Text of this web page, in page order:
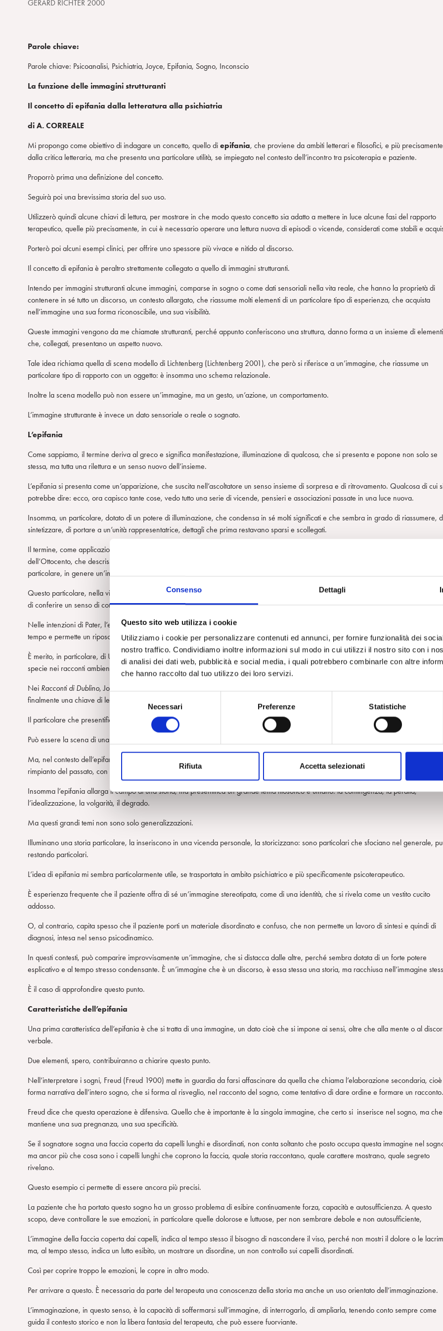
Consenso Dettagli
Questo sito web utilizza i cookie
Utilizziamo i cookie per personalizzare contenuti ed annunci, per fornire funzionalità dei
nostro traffico. Condividiamo inoltre informazioni sul modo in cui utilizzi il nostro sito con i
di analisi dei dati web, pubblicità e social media, i quali potrebbero combinarle con altre
che hanno raccolto dal tuo utilizzo dei loro servizi.
l
z
e
d
l
s
n
Necessari Preferenze Statistiche
Rifiuta Accetta selezionati
GERARD RICHTER 2000
Parole chiave:
Parole chiave: Psicoanalisi, Psichiatria, Joyce, Epifania, Sogno, Inconscio
La funzione delle immagini strutturanti
Il concetto di epifania dalla letteratura alla psichiatria
di A. CORREALE
Mi propongo come obiettivo di indagare un concetto, quello di epifania, che proviene da ambiti letterari e filosofici, e più precisamente
dalla critica letteraria, ma che presenta una particolare utilità, se impiegato nel contesto dell’incontro tra psicoterapia e paziente.
Proporrò prima una definizione del concetto.
Seguirà poi una brevissima storia del suo uso.
Utilizzerò quindi alcune chiavi di lettura, per mostrare in che modo questo concetto sia adatto a mettere in luce alcune fasi del rapporto
terapeutico, quelle più precisamente, in cui è necessario operare una lettura nuova di episodi o vicende, considerati come stabili e
Porterò poi alcuni esempi clinici, per offrire uno spessore più vivace e nitido al discorso.
Il concetto di epifania è peraltro strettamente collegato a quello di immagini strutturanti.
Intendo per immagini strutturanti alcune immagini, comparse in sogno o come dati sensoriali nella vita reale, che hanno la proprietà di
contenere in sé tutto un discorso, un contesto allargato, che riassume molti elementi di un particolare tipo di esperienza, che acquista
nell’immagine una sua forma riconoscibile, una sua visibilità.
Queste immagini vengono da me chiamate strutturanti, perché appunto conferiscono una struttura, danno forma a un insieme di
che, collegati, presentano un aspetto nuovo.
Tale idea richiama quella di scena modello di Lichtenberg (Lichtenberg 2001), che però si riferisce a un’immagine, che riassume un
particolare tipo di rapporto con un oggetto: è insomma uno schema relazionale.
Inoltre la scena modello può non essere un’immagine, ma un gesto, un’azione, un comportamento.
L’immagine strutturante è invece un dato sensoriale o reale o sognato.
L’epifania
Come sappiamo, il termine deriva al greco e significa manifestazione, illuminazione di qualcosa, che si presenta e popone non solo se
stessa, ma tutta una rilettura e un senso nuovo dell’insieme.
L’epifania si presenta come un’apparizione, che suscita nell’ascoltatore un senso insieme di sorpresa e di ritrovamento. Qualcosa di cui
potrebbe dire: ecco, ora capisco tante cose, vedo tutto una serie di vicende, pensieri e associazioni passate in una luce nuova.
Insomma, un particolare, dotato di un potere di illuminazione, che condensa in sé molti significati e che sembra in grado di riassumere,
sintetizzare, di portare a un’unità rappresentatrice, dettagli che prima restavano sparsi e scollegati.
Il termine, come applicazione letteraria, fu usato per la prima volta da Pater (Pater 1965), il grande critico e saggista inglese
dell’Ottocento, che descrisse come in una sequenza di eventi e associazioni contingenti e transitori, possa comparire improvvisamente un
particolare, in genere un’immagine o una parola molto densa, che offre al lettore un senso di stabilità, di interruzione del flusso temporale.
Questo particolare, nella visione di Pater, è dotato di una sua bellezza, intendendo per bellezza un’immagine dotata di una forma,
di conferire un senso di completezza, misura, proporzionalità e lucentezza all’immagine stessa.
Nelle intenzioni di Pater, l’epifania è una lotta alla contingenza e una proposizione di una bellezza stabile, che finalmente sconfigge il
tempo e permette un riposo contemplativo, piacevole e tranquillo, dopo uno stancante girovagare senza una meta precisa.
È merito, in particolare, di Umberto Eco, in un libro dedicato a James Joyce, mostrare come questo concetto fu largamente usato da Joyce,
specie nei racconti ambientati a Dublino (Eco 1966).
Nei Racconti di Dublino, Joyce sceglie un particolare che colla sua comparsa, getta una luce su tutto una serie di avvenimenti e offre
finalmente una chiave di lettura di tutta la serie di vicende presenti nel racconto.
Il particolare che presentifica l’epifania dà un senso di sorpresa, ma anche di apertura, di scoperta, di ampliamento.
Può essere la scena di una partenza o di un pagamento o di un’improvvisa nostalgia o di un appuntamento mancato.
Ma, nel contesto dell’epifania, questi particolari vanno oltre se stessi. Diventano metafore della distanza, delle difficoltò di amare, di un
rimpianto del passato, con tinte impreviste e inaspettate.
Insomma l’epifania allarga il campo di una storia, ma presentifica un grande tema filosofico e umano: la contingenza, la perdita,
l’idealizzazione, la volgarità, il degrado.
Ma questi grandi temi non sono solo generalizzazioni.
Illuminano una storia particolare, la inseriscono in una vicenda personale, la storicizzano: sono particolari che sfociano nel generale,
restando particolari.
L’idea di epifania mi sembra particolarmente utile, se trasportata in ambito psichiatrico e più specificamente psicoterapeutico.
È esperienza frequente che il paziente offra di sé un’immagine stereotipata, come di una identità, che si rivela come un vestito cucito
addosso.
O, al contrario, capita spesso che il paziente porti un materiale disordinato e confuso, che non permette un lavoro di sintesi e quindi di
diagnosi, intesa nel senso psicodinamico.
In questi contesti, può comparire improvvisamente un’immagine, che si distacca dalle altre, perché sembra dotata di un forte potere
esplicativo e al tempo stresso condensante. È un’immagine che è un discorso, è essa stessa una storia, ma racchiusa nell’immagine
È il caso di approfondire questo punto.
Caratteristiche dell’epifania
Una prima caratteristica dell’epifania è che si tratta di una immagine, un dato cioè che si impone ai sensi, oltre che alla mente o al
verbale.
Due elementi, spero, contribuiranno a chiarire questo punto.
Nell’interpretare i sogni, Freud (Freud 1900) mette in guardia da farsi affascinare da quella che chiama l’elaborazione secondaria,
forma narrativa dell’intero sogno, che si forma al risveglio, nel racconto del sogno, come tentativo di dare ordine e formare un racconto.
Freud dice che questa operazione è difensiva. Quello che è importante è la singola immagine, che certo si inserisce nel sogno, ma che
mantiene una sua pregnanza, una sua specificità.
Se il sognatore sogna una faccia coperta da capelli lunghi e disordinati, non conta soltanto che posto occupa questa immagine nel
ma ancor più che cosa sono i capelli lunghi che coprono la faccia, quale storia raccontano, quale carattere mostrano, quale segreto
rivelano.
Questo esempio ci permette di essere ancora più precisi.
La paziente che ha portato questo sogno ha un grosso problema di esibire continuamente forza, capacità e autosufficienza. A questo
scopo, deve controllare le sue emozioni, in particolare quelle dolorose e luttuose, per non sembrare debole e non autosufficiente,
L’immagine della faccia coperta dai capelli, indica al tempo stesso il bisogno di nascondere il viso, perché non mostri il dolore o le
ma, al tempo stesso, indica un lutto esibito, un mostrare un disordine, un non controllo sui capelli disordinati.
Così per coprire troppo le emozioni, le copre in altro modo.
Per arrivare a questo. È necessaria da parte del terapeuta una conoscenza della storia ma anche un uso orientato dell’immaginazione.
L’immaginazione, in questo senso, è la capacità di soffermarsi sull’immagine, di interrogarlo, di ampliarla, tenendo conto sempre come
guida il contesto storico e non la libera fantasia del terapeuta, che può essere fuorviante.